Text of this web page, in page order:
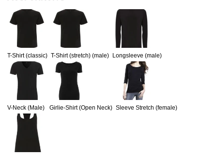
T-Shirt (classic) T-Shirt (stretch) (male) Longsleeve (male)
V-Neck (Male) Girlie-Shirt (Open Neck) Sleeve Stretch (female)